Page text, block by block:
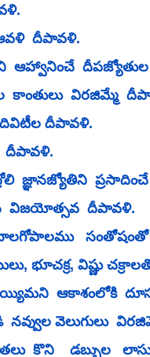
దీపావళి.
ఆహ్వానించే
కాంతులు  విరజిమ్మే
దీపావళి.
దీపావళి.
జ్ఞానజ్యోతిని
విజయోత్సవ  దీపావళి.
మ‌రిచి  ఆబాలగోపాలము
భూచక్ర, విష్ణు
ఆకాశంలోకి
వెలుగులు
కొని    డబ్బుల